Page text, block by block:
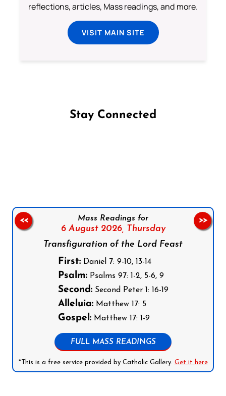
reflections, articles, Mass readings, and more.
VISIT MAIN SITE
Stay Connected
Mass Readings for
6 August 2026, Thursday
Transfiguration of the Lord Feast
First:Daniel 7: 9-10, 13-14
Psalm:Psalms 97: 1-2, 5-6, 9
Second:Second Peter 1: 16-19
Alleluia:Matthew 17: 5
Gospel:Matthew 17: 1-9
FULL MASS READINGS
*This is a free service provided by Catholic Gallery. Get it here
<< >>